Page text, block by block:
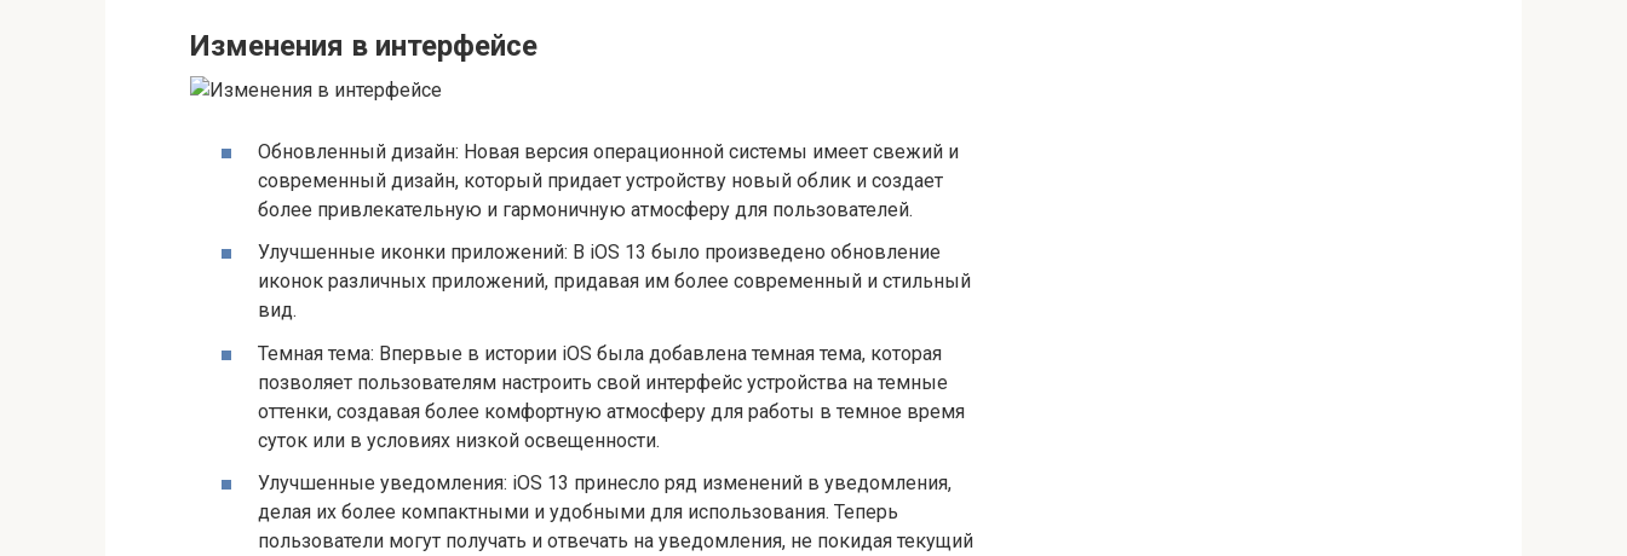
Изменения в интерфейсе
Обновленный дизайн: Новая версия операционной системы имеет свежий и
современный дизайн, который придает устройству новый облик и создает
более привлекательную и гармоничную атмосферу для пользователей.
Улучшенные иконки приложений: В iOS 13 было произведено обновление
иконок различных приложений, придавая им более современный и стильный
вид.
Темная тема: Впервые в истории iOS была добавлена темная тема, которая
позволяет пользователям настроить свой интерфейс устройства на темные
оттенки, создавая более комфортную атмосферу для работы в темное время
суток или в условиях низкой освещенности.
Улучшенные уведомления: iOS 13 принесло ряд изменений в уведомления,
делая их более компактными и удобными для использования. Теперь
пользователи могут получать и отвечать на уведомления, не покидая текущий